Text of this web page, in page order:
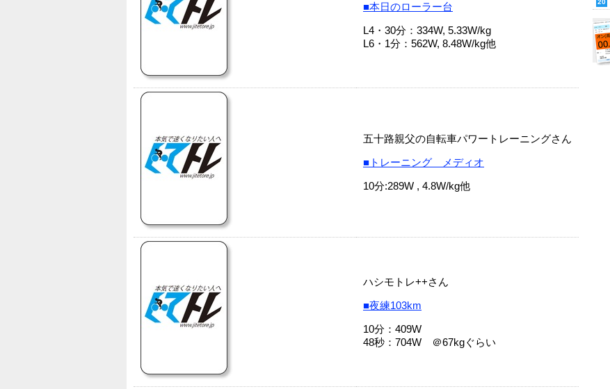
■本日のローラー台
L4・30分：334W, 5.33W/kg
L6・1分：562W, 8.48W/kg他
五十路親父の自転車パワートレーニングさん
■トレーニング メディオ
10分:289W , 4.8W/kg他
ハシモトレ++さん
■夜練103km
10分：409W
48秒：704W ＠67kgぐらい